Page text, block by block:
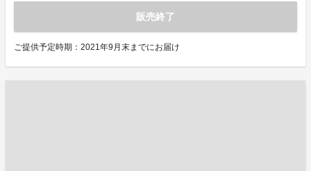
販売終了
ご提供予定時期：2021年9月末までにお届け